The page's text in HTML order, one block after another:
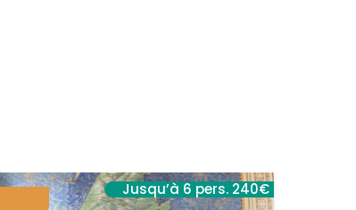
Jusqu’à 6 pers. 240€